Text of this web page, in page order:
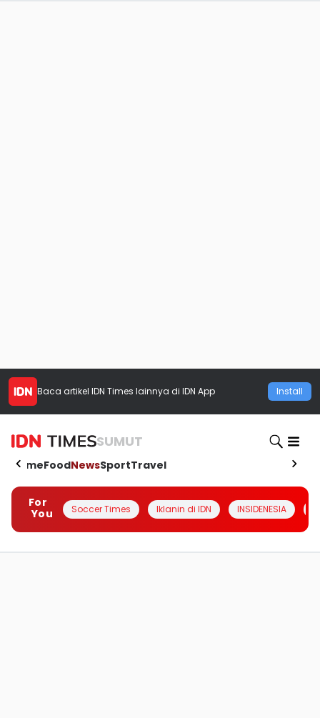
Baca artikel IDN Times lainnya di IDN App Install
SUMUT
HomeFoodNewsSportTravel
For
You
Soccer Times Iklanin di IDN INSIDENESIA